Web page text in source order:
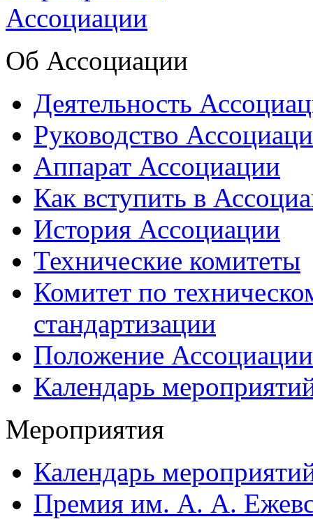
Об Ассоциации
Деятельность
Руководство
Аппарат Ассоциации
Как вступить в
История Ассоциации
Технические комитеты
Комитет по
стандартизации
Положение
Календарь
Мероприятия
Календарь
Премия им. А. А.